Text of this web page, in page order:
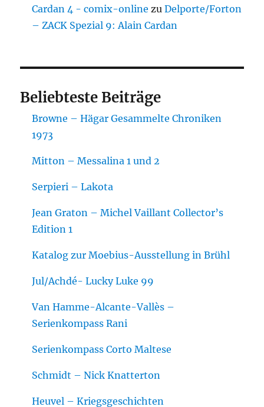
Cardan 4 - comix-online zuDelporte/Forton
– ZACK Spezial 9: Alain Cardan
Beliebteste Beiträge
Browne – Hägar Gesammelte Chroniken
1973
Mitton – Messalina 1 und 2
Serpieri – Lakota
Jean Graton – Michel Vaillant Collector’s
Edition 1
Katalog zur Moebius-Ausstellung in Brühl
Jul/Achdé- Lucky Luke 99
Van Hamme-Alcante-Vallès –
Serienkompass Rani
Serienkompass Corto Maltese
Schmidt – Nick Knatterton
Heuvel – Kriegsgeschichten